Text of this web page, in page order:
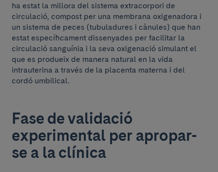
ha estat la millora del sistema extracorpori de
circulació, compost per una membrana oxigenadora i
un sistema de peces (tubuladures i cànules) que han
estat específicament dissenyades per facilitar la
circulació sanguínia i la seva oxigenació simulant el
que es produeix de manera natural en la vida
intrauterina a través de la placenta materna i del
cordó umbilical.
Fase de validació
experimental per apropar-
se a la clínica